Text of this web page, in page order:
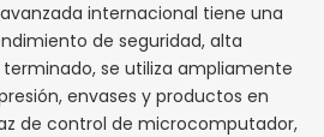
internacional tiene una
de seguridad, alta
se utiliza ampliamente
envases y productos en
de control de microcomputador,